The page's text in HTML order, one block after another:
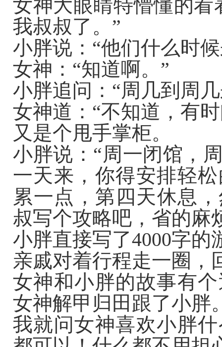
女神大眼睛特懵懂的
我叔叔了。”
小胖说：“他们什么时
女神：“知道啊。”
小胖追问：“周几到周
女神道：“不知道，有
又是个甩手掌柜。
小胖说：“周一闭馆，
一天来，你得安排轻
累一点，第四天休息
叔写个攻略吧，省的麻
小胖直接写了4000字的
亲戚对着行程走一圈，
女神和小胖的故事有
女神解甲归田跟了小胖
我就问女神喜欢小胖